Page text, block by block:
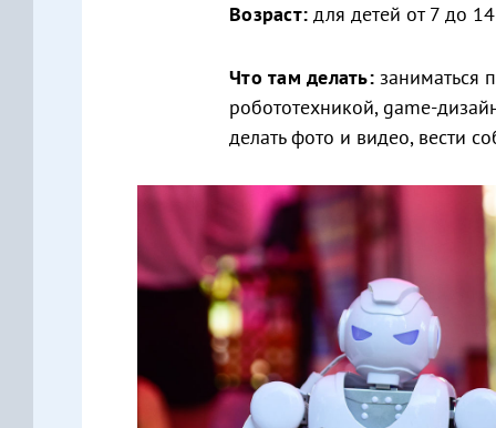
Возраст:для детей от 7 до
Что там делать: заниматься
робототехникой, game-
делать фото и видео, вести